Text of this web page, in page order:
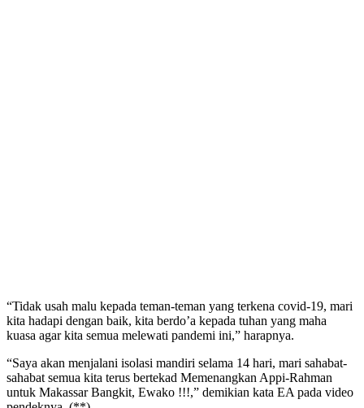
“Tidak usah malu kepada teman-teman yang terkena covid-19, mari
kita hadapi dengan baik, kita berdo’a kepada tuhan yang maha
kuasa agar kita semua melewati pandemi ini,” harapnya.
“Saya akan menjalani isolasi mandiri selama 14 hari, mari sahabat-
sahabat semua kita terus bertekad Memenangkan Appi-Rahman
untuk Makassar Bangkit, Ewako !!!,” demikian kata EA pada video